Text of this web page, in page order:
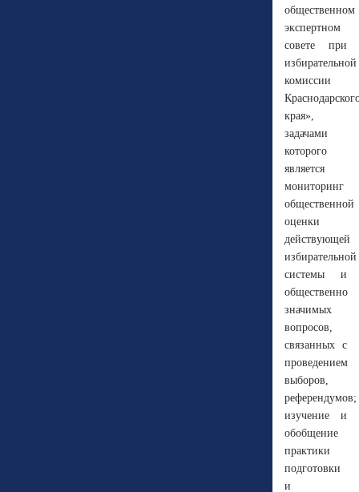
общественном
экспертном
совете при
избирательной
комиссии
края»,
задачами
которого
является
мониторинг
общественной
оценки
действующей
избирательной
системы и
общественно
значимых
вопросов,
связанных с
проведением
выборов,
референдумов;
изучение и
обобщение
практики
подготовки
и